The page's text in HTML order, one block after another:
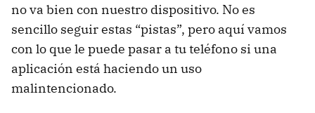
no va bien con nuestro dispositivo. No es
sencillo seguir estas “pistas”, pero aquí vamos
con lo que le puede pasar a tu teléfono si una
aplicación está haciendo un uso
malintencionado.